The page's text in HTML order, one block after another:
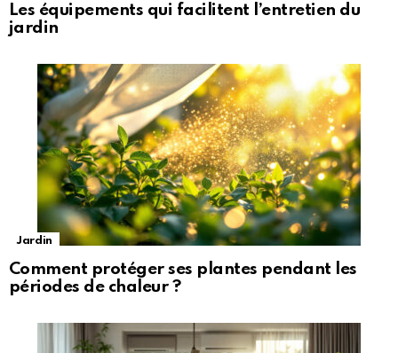
Les équipements qui facilitent l’entretien du
jardin
Jardin
Comment protéger ses plantes pendant les
périodes de chaleur ?